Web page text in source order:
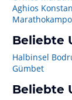
Aghios
Beliebte
Halbinsel
Gümbet
Beliebte